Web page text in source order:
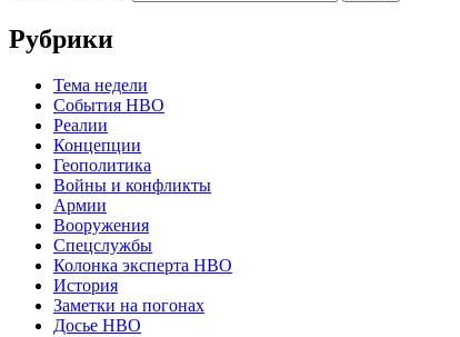
Рубрики
Тема недели
События НВО
Реалии
Концепции
Геополитика
Войны и конфликты
Армии
Вооружения
Спецслужбы
Колонка эксперта НВО
История
Заметки на погонах
Досье НВО